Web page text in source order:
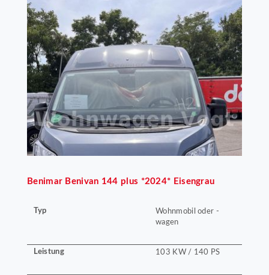
Benimar Benivan 144 plus *2024* Eisengrau
Typ
Wohnmobil oder -
wagen
Leistung 103 KW / 140 PS